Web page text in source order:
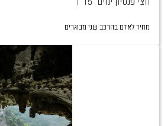
מחיר לאדם בהרכב שני מבוגרים